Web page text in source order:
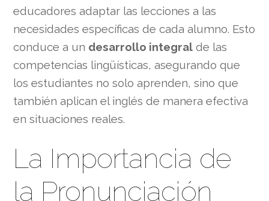
educadores adaptar las lecciones a las
necesidades específicas de cada alumno. Esto
conduce a un desarrollo integral de las
competencias lingüísticas, asegurando que
los estudiantes no solo aprenden, sino que
también aplican el inglés de manera efectiva
en situaciones reales.
La Importancia de
la Pronunciación